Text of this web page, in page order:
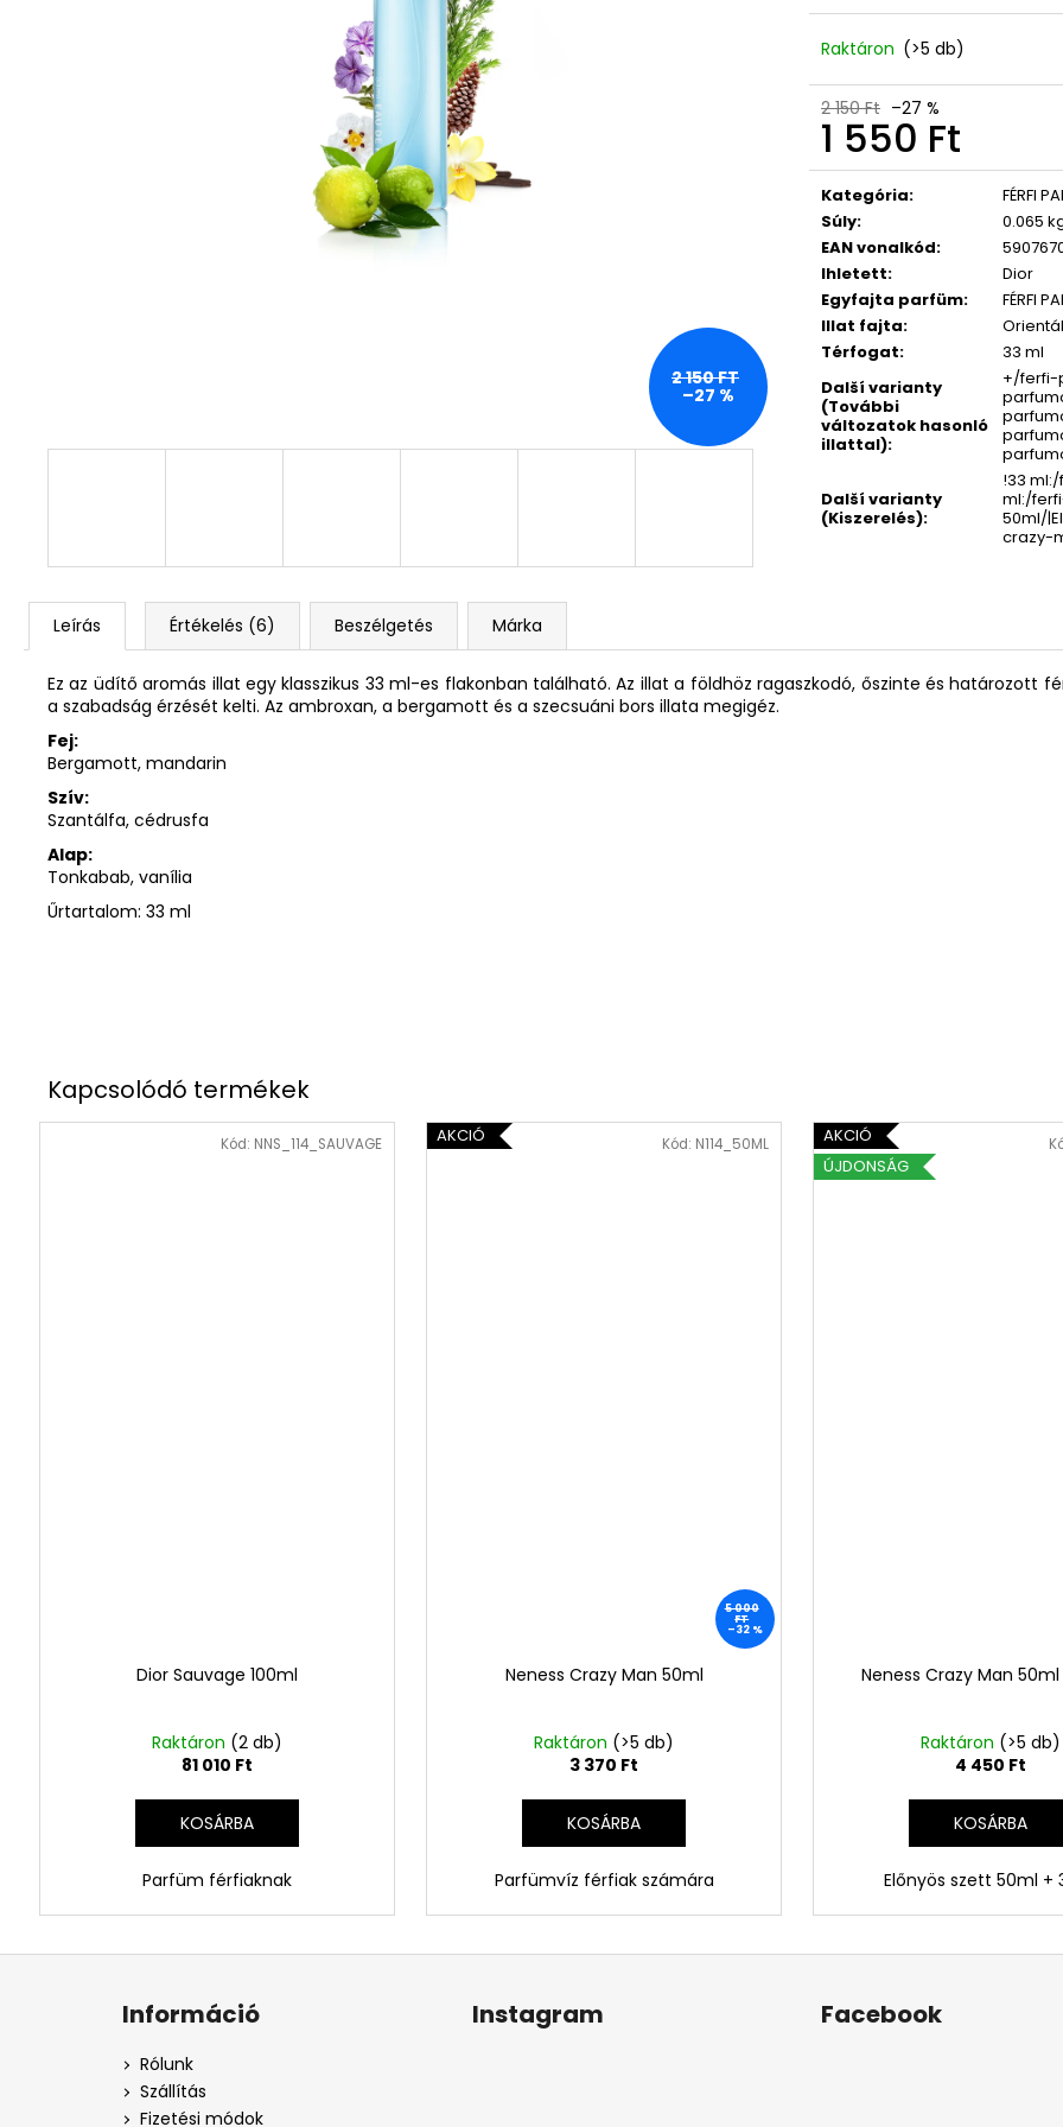
Raktáron (>5 db)
2 150 Ft –27 %
1 550 Ft
Egységár:
Kategória:
FÉRFI
Súly:
0.065
EAN vonalkód:
Ihletett:
Dior
Egyfajta parfüm:
FÉRFI
Illat fajta:
Térfogat:
33 ml
Další varianty
(További
változatok hasonló
illattal):
+/ferfi-
Další varianty
(Kiszerelés):
!33
ml:/
50ml/
crazy-
2 150 FT
–27 %
Leírás Értékelés (6) Beszélgetés Márka
Ez az üdítő aromás illat egy klasszikus 33 ml-es flakonban található. Az illat a földhöz ragaszkodó, őszinte és határozott
a szabadság érzését kelti. Az ambroxan, a bergamott és a szecsuáni bors illata megigéz.
Fej:
Bergamott, mandarin
Szív:
Szantálfa, cédrusfa
Alap:
Tonkabab, vanília
Űrtartalom: 33 ml
Dior Sauvage 100ml
Raktáron (2 db)
81 010 Ft
KOSÁRBA
Parfüm férfiaknak
Kód: NNS_114_SAUVAGE AKCIÓ
5 000
FT
–32 %
Neness Crazy Man 50ml
Raktáron (>5 db)
3 370 Ft
KOSÁRBA
Parfümvíz férfiak számára
Kód: N114_50ML
AKCIÓ
ÚJDONSÁG
Neness Crazy Man
Raktáron (>5 db)
4 450 Ft
KOSÁRBA
Előnyös szett 50ml +
17 750 Ft
Információ
Rólunk
Szállítás
Fizetési módok
Instagram Facebook